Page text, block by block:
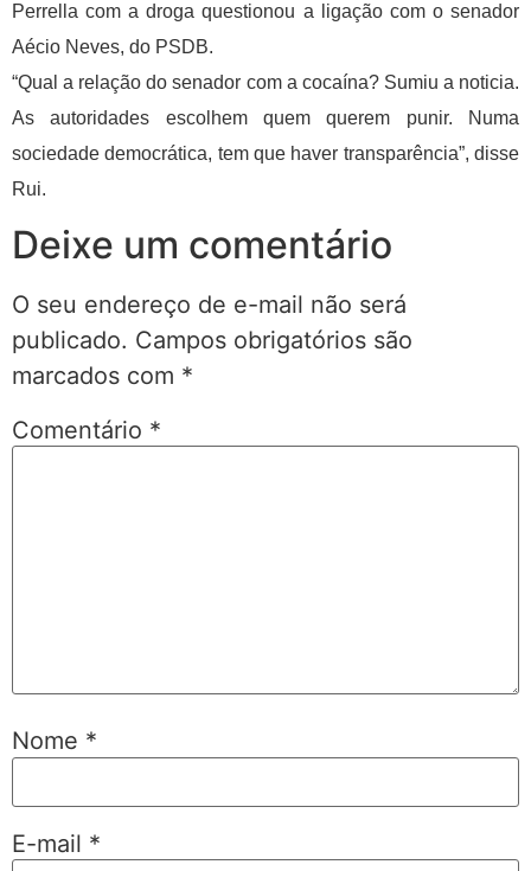
Perrella com a droga questionou a ligação com o senador
Aécio Neves, do PSDB.
“Qual a relação do senador com a cocaína? Sumiu a noticia.
As autoridades escolhem quem querem punir. Numa
sociedade democrática, tem que haver transparência”, disse
Rui.
Deixe um comentário
O seu endereço de e-mail não será
publicado. Campos obrigatórios são
marcados com *
Comentário *
Nome *
E-mail *